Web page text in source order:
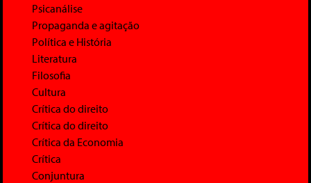
Psicanálise
Propaganda e agitação
Política e História
Literatura
Filosofia
Cultura
Crítica do direito
Crítica do direito
Crítica da Economia
Crítica
Conjuntura